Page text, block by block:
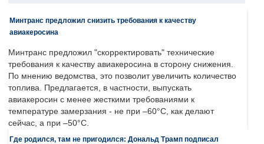
Минтранс предложил снизить требования к качеству
авиакеросина
Минтранс предложил "скорректировать" технические
требования к качеству авиакеросина в сторону снижения.
По мнению ведомства, это позволит увеличить количество
топлива. Предлагается, в частности, выпускать
авиакеросин с менее жесткими требованиями к
температуре замерзания - не при –60°C, как делают
сейчас, а при –50°C.
Где родился, там не пригодился: Дональд Трамп подписал